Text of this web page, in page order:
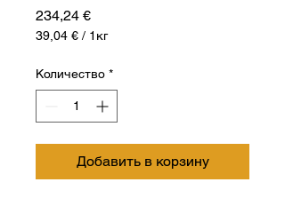
234,24 €Цена
39,04 € / 1кг
за
Килограммы
Количество *
Добавить в корзину